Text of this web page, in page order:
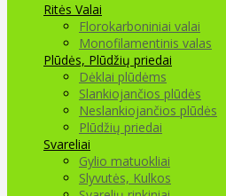
Ritės Valai
Florokarboniniai valai
Monofilamentinis valas
Plūdės, Plūdžių priedai
Dėklai plūdėms
Slankiojančios plūdės
Neslankiojančios plūdės
Plūdžių priedai
Svareliai
Gylio matuokliai
Slyvutės, Kulkos